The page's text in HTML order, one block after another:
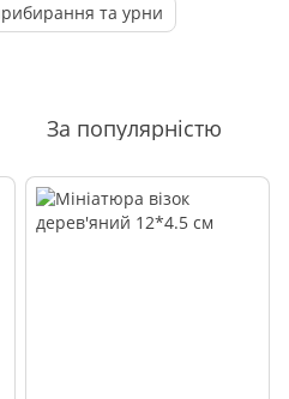
та урни
За популярністю